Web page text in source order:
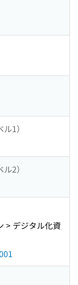
1）
2）
> デジタル化資